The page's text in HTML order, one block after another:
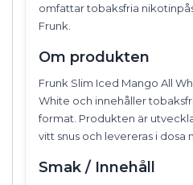
omfattar tobaksfria
Frunk.
Om produkten
Frunk Slim Iced Mango All
White och innehåller
format. Produkten är
vitt snus och levereras i dosa
Smak / Innehåll